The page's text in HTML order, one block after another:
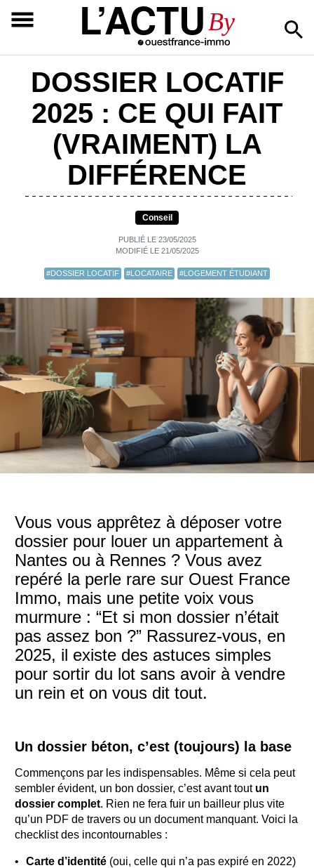
L’ACTUBy
DOSSIER LOCATIF
2025 : CE QUI FAIT
(VRAIMENT) LA
DIFFÉRENCE
Conseil
PUBLIÉ LE 23/05/2025
MODIFIÉ LE 21/05/2025
#DOSSIER LOCATIF #LOCATAIRE #LOGEMENT ÉTUDIANT
Vous vous apprêtez à déposer votre
dossier pour louer un appartement à
Nantes ou à Rennes ? Vous avez
repéré la perle rare sur Ouest France
Immo, mais une petite voix vous
murmure : “Et si mon dossier n’était
pas assez bon ?” Rassurez-vous, en
2025, il existe des astuces simples
pour sortir du lot sans avoir à vendre
un rein et on vous dit tout.
Un dossier béton, c’est (toujours) la base
Commençons par les indispensables. Même si cela peut
sembler évident, un bon dossier, c’est avant tout un
dossier complet. Rien ne fera fuir un bailleur plus vite
qu’un PDF de travers ou un document manquant. Voici la
checklist des incontournables :
Carte d’identité (oui, celle qui n’a pas expiré en 2022)